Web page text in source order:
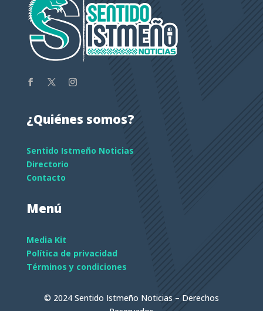
¿Quiénes somos?
Sentido Istmeño Noticias
Directorio
Contacto
Menú
Media Kit
Política de privacidad
Términos y condiciones
© 2024 Sentido Istmeño Noticias – Derechos